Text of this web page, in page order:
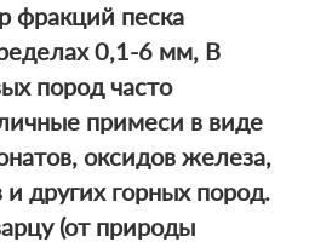
фракций песка
0,1-6 мм, В
пород часто
примеси в виде
оксидов железа,
других горных пород.
(от природы